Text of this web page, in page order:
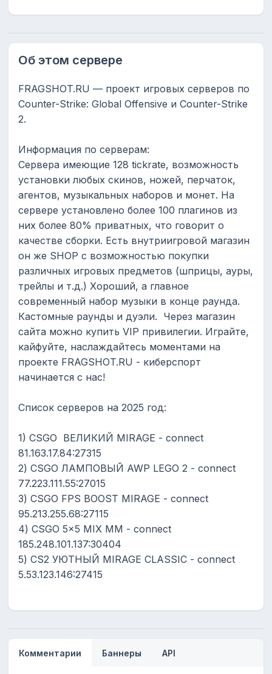
Об этом сервере
FRAGSHOT.RU — проект игровых серверов по
Counter-Strike: Global Offensive и Counter-Strike
2.
Информация по серверам:
Cервера имеющие 128 tickrate, возможность
установки любых скинов, ножей, перчаток,
агентов, музыкальных наборов и монет. На
сервере установлено более 100 плагинов из
них более 80% приватных, что говорит о
качестве сборки. Есть внутриигровой магазин
он же SHOP с возможностью покупки
различных игровых предметов (шприцы, ауры,
трейлы и т.д.) Хороший, а главное
современный набор музыки в конце раунда.
Кастомные раунды и дуэли. Через магазин
сайта можно купить VIP привилегии. Играйте,
кайфуйте, наслаждайтесь моментами на
проекте FRAGSHOT.RU - киберспорт
начинается с нас!
Список серверов на 2025 год:
1) CSGO ВЕЛИКИЙ MIRAGE - connect
81.163.17.84:27315
2) CSGO ЛАМПОВЫЙ AWP LEGO 2 - connect
77.223.111.55:27015
3) CSGO FPS BOOST MIRAGE - connect
95.213.255.68:27115
4) СSGO 5x5 MIX MM - connect
185.248.101.137:30404
5) CS2 УЮТНЫЙ MIRAGE CLASSIC - connect
5.53.123.146:27415
Комментарии Баннеры API